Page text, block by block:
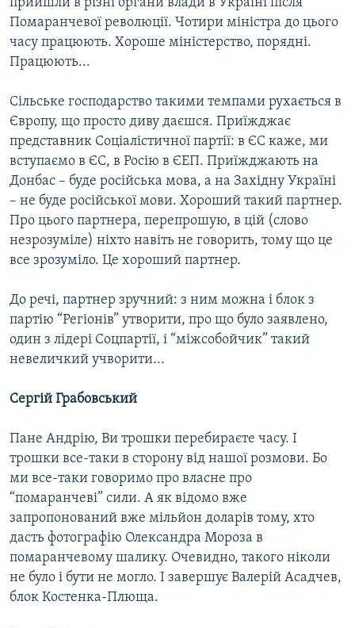
Помаранчевої революції. Чотири міністра до цього
часу працюють. Хороше міністерство, порядні.
Працюють...
Сільське господарство такими темпами рухається в
Європу, що просто диву даєшся. Приїжджає
представник Соціалістичної партії: в ЄС каже, ми
вступаємо в ЄС, в Росію в ЄЕП. Приїжджають на
Донбас – буде російська мова, а на Західну Україні
– не буде російської мови. Хороший такий партнер.
Про цього партнера, перепрошую, в цій (слово
незрозуміле) ніхто навіть не говорить, тому що це
все зрозуміло. Це хороший партнер.
До речі, партнер зручний: з ним можна і блок з
партію “Регіонів” утворити, про що було заявлено,
один з лідері Соцпартії, і “міжсобойчик” такий
невеличкий учворити...
Сергій Грабовський
Пане Андрію, Ви трошки перебираєте часу. І
трошки все-таки в сторону від нашої розмови. Бо
ми все-таки говоримо про власне про
“помаранчеві” сили. А як відомо вже
запропонований вже мільйон доларів тому, хто
дасть фотографію Олександра Мороза в
помаранчевому шалику. Очевидно, такого ніколи
не було і бути не могло. І завершує Валерій Асадчев,
блок Костенка-Плюща.